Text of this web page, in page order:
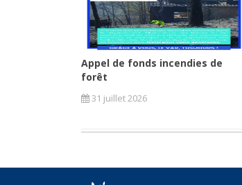
Appel de fonds incendies de
forêt
31 juillet 2026